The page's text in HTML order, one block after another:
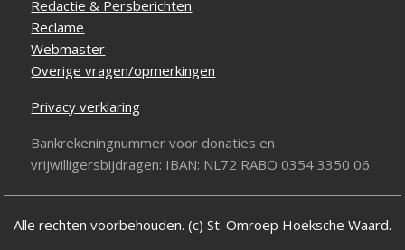
Redactie & Persberichten
Reclame
Webmaster
Overige vragen/opmerkingen
Privacy verklaring
Bankrekeningnummer voor donaties en
vrijwilligersbijdragen: IBAN: NL72 RABO 0354 3350 06
Alle rechten voorbehouden. (c) St. Omroep Hoeksche Waard.